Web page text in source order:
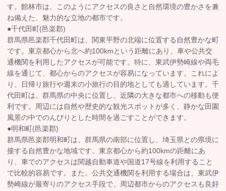
す。館林市は、このようにアクセスの良さと自然環境の豊かさを兼
ね備えた、魅力的な立地の都市です。
●千代田町(邑楽郡)
群馬県邑楽郡千代田町は、関東平野の北端に位置する自然豊かな町
です。東京都心から北へ約100kmという距離にあり、車や公共交
通機関を利用したアクセスが可能です。特に、東武伊勢崎線や両毛
線を通じて、都心からのアクセスが容易になっています。これによ
り、日帰り旅行や週末の小旅行の目的地としても適しています。千
代田町は、群馬県の中央に位置し、近隣の大きな都市への移動も便
利です。周辺には自然や歴史的な観光スポットが多く、静かな田園
風景の中でのんびりとした時間を過ごすことができます。
●明和町(邑楽郡)
群馬県邑楽郡明和町は、群馬県の南部に位置し、埼玉県との県境に
接する自然豊かな地域です。東京都心から約100kmの距離にあ
り、車でのアクセスは関越自動車道や国道17号線を利用すること
で比較的容易です。また、公共交通機関を利用する場合は、東武伊
勢崎線が最寄りのアクセス手段で、周辺都市からのアクセスも良好